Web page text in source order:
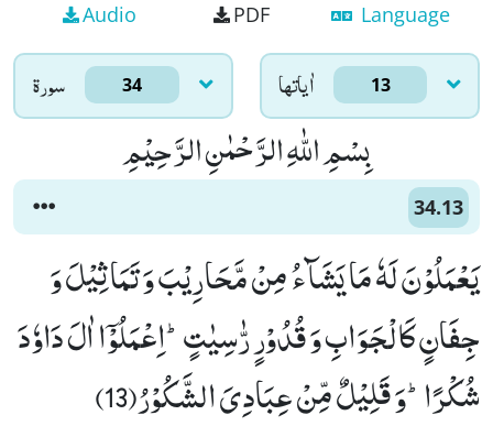
Audio PDF Language
سورۃ 34 اٰياتها 13
بِسْمِ اللّٰهِ الرَّحْمٰنِ الرَّحِیْمِ
34.13
یَعْمَلُوْنَ لَهٗ مَا یَشَآءُ مِنْ مَّحَارِیْبَ وَ تَمَاثِیْلَ وَ
جِفَانٍ كَالْجَوَابِ وَ قُدُوْرٍ رّٰسِیٰتٍؕ-اِعْمَلُوْۤا اٰلَ دَاوٗدَ
شُكْرًاؕ-وَ قَلِیْلٌ مِّنْ عِبَادِیَ الشَّكُوْرُ(13)